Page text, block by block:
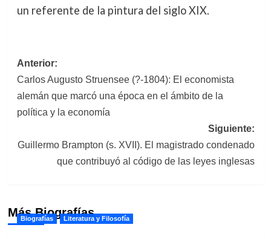
un referente de la pintura del siglo XIX.
Navegación
de
entradas
Anterior:
Carlos Augusto Struensee (?-1804): El economista
alemán que marcó una época en el ámbito de la
política y la economía
Siguiente:
Guillermo Brampton (s. XVII). El magistrado condenado
que contribuyó al código de las leyes inglesas
Más Biografías
Biografías Literatura y Filosofía